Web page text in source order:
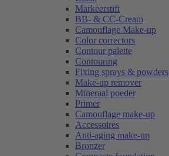
Markeerstift
BB- & CC-Cream
Camouflage Make-up
Color correctors
Contour palette
Contouring
Fixing sprays & powders
Make-up remover
Mineraal poeder
Primer
Camouflage make-up
Accessoires
Anti-aging make-up
Bronzer